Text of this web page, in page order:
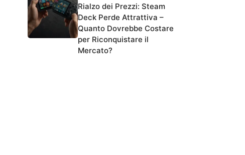
Rialzo dei Prezzi: Steam
Deck Perde Attrattiva –
Quanto Dovrebbe Costare
per Riconquistare il
Mercato?